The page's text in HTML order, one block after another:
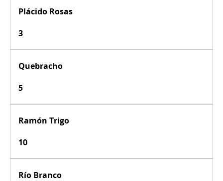
Plácido Rosas
3
Quebracho
5
Ramón Trigo
10
Río Branco